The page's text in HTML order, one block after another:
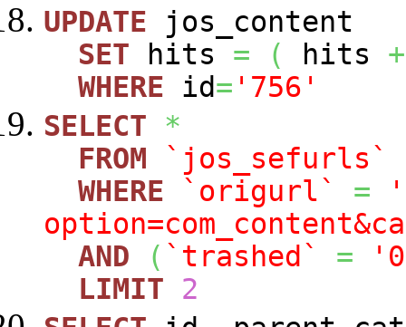
UPDATE jos_content
SET hits = ( hits +
WHERE id= '756'
SELECT
*
FROM
`jos_sefurls`
WHERE
`origurl` =
AND
( `trashed` =
LIMIT
2